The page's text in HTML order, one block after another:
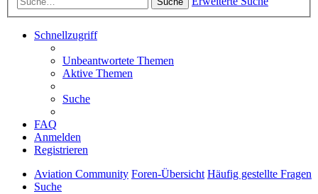
Schnellzugriff
Unbeantwortete Themen
Aktive Themen
Suche
FAQ
Anmelden
Registrieren
Aviation Community Foren-Übersicht Häufig gestellte Fragen
Suche